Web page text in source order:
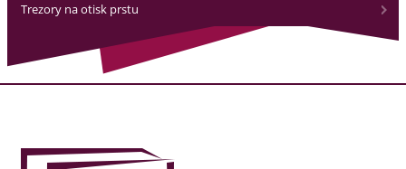
Trezory na otisk prstu